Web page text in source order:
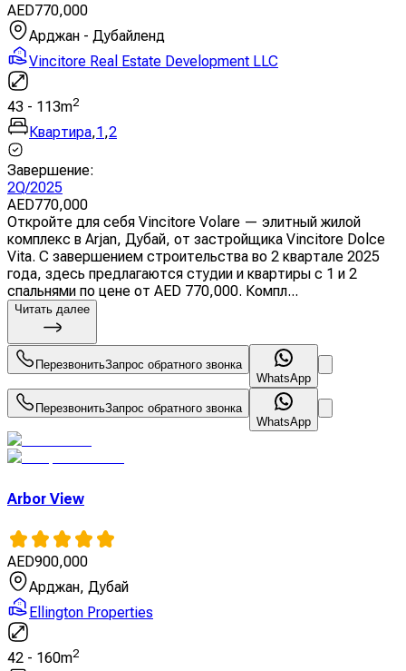
AED770,000
Арджан - Дубайленд
Vincitore Real Estate Development LLC
43 - 113m2
Квартира,1 ,2
Завершение:
2Q/2025
AED770,000
Откройте для себя Vincitore Volare — элитный жилой
комплекс в Arjan, Дубай, от застройщика Vincitore Dolce
Vita. С завершением строительства во 2 квартале 2025
года, здесь предлагаются студии и квартиры с 1 и 2
спальнями по цене от AED 770,000. Компл...
Читать далее
ПерезвонитьЗапрос обратного звонка
WhatsApp
ПерезвонитьЗапрос обратного звонка
WhatsApp
Arbor View
AED900,000
Арджан, Дубай
Ellington Properties
42 - 160m2